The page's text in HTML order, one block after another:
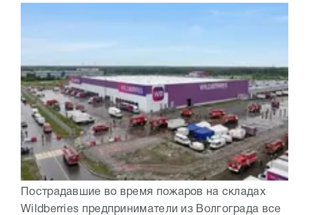
Пострадавшие во время пожаров на складах
Wildberries предприниматели из Волгограда все